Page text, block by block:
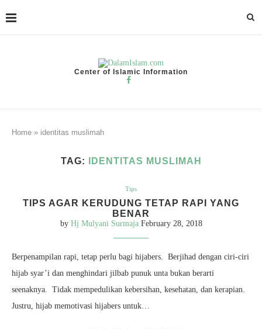
Center of Islamic Information
Home » identitas muslimah
TAG: IDENTITAS MUSLIMAH
Tips
TIPS AGAR KERUDUNG TETAP RAPI YANG
BENAR
by Hj Mulyani Surmaja February 28, 2018
Berpenampilan rapi, tetap perlu bagi hijabers. Berjihad dengan ciri-ciri
hijab syar’i dan menghindari jilbab punuk unta bukan berarti
seenaknya. Tidak mempedulikan kebersihan, kesehatan, dan kerapian.
Justru, hijab memotivasi hijabers untuk…